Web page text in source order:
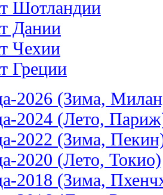
Шотландии
Дании
Чехии
Греции
2026 (Зима,
2024 (Лето,
2022 (Зима,
2020 (Лето, Токио)
2018 (Зима,